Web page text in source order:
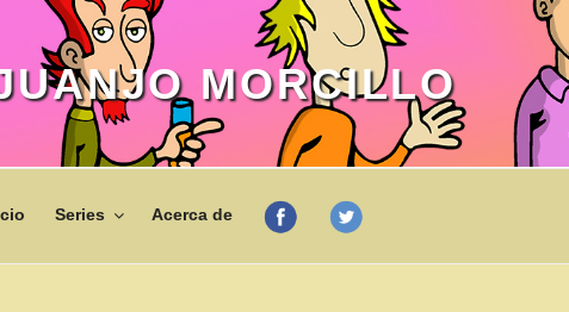
MORCILLO
Series Acerca de